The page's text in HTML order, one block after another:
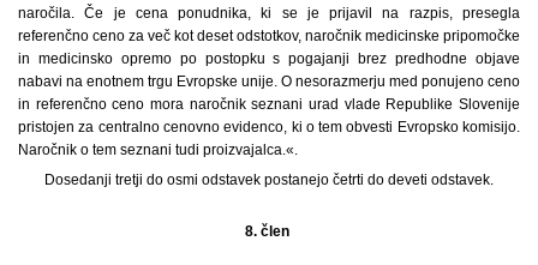
naročila. Če je cena ponudnika, ki se je prijavil na razpis, presegla
referenčno ceno za več kot deset odstotkov, naročnik medicinske pripomočke
in medicinsko opremo po postopku s pogajanji brez predhodne objave
nabavi na enotnem trgu Evropske unije. O nesorazmerju med ponujeno ceno
in referenčno ceno mora naročnik seznani urad vlade Republike Slovenije
pristojen za centralno cenovno evidenco, ki o tem obvesti Evropsko komisijo.
Naročnik o tem seznani tudi proizvajalca.«.
Dosedanji tretji do osmi odstavek postanejo četrti do deveti odstavek.
8. člen